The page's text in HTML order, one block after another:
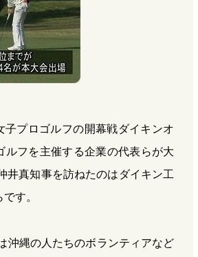
s
子プロゴルフの開幕戦ダイキンオ
ルフを主催する企業の代表らが大
井真知事を訪ねたのはダイキン工
す。
沖縄の人たちのボランティアなど